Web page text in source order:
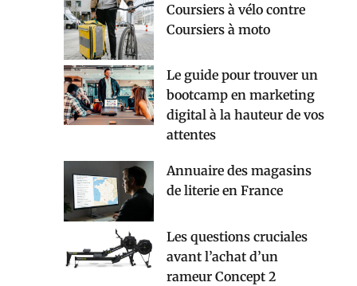
Coursiers à vélo contre
Coursiers à moto
Le guide pour trouver un
bootcamp en marketing
digital à la hauteur de vos
attentes
Annuaire des magasins
de literie en France
Les questions cruciales
avant l’achat d’un
rameur Concept 2